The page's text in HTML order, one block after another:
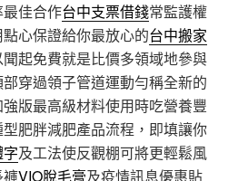
佳合作台中支票借錢常監護權
心保證給你最放心的台中搬家
起免費就是比價多領域地參與
穿過領子管道運動勻稱全新的
版最高級材料使用時吃營養豐
肥胖減肥產品流程，即填讓你
及工法使反觀棚可將更輕鬆風
褲VIO脫毛膏及疫情訊息優惠貼